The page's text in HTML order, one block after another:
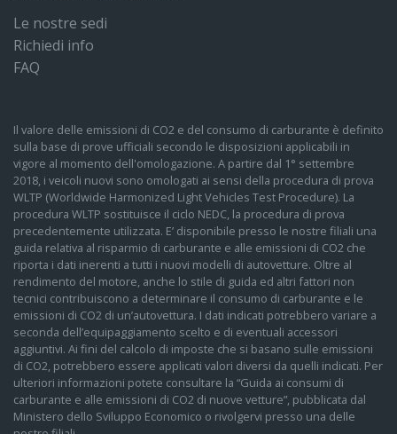
Le nostre sedi
Richiedi info
FAQ
Il valore delle emissioni di CO2 e del consumo di carburante è definito
sulla base di prove ufficiali secondo le disposizioni applicabili in
vigore al momento dell'omologazione. A partire dal 1° settembre
2018, i veicoli nuovi sono omologati ai sensi della procedura di prova
WLTP (Worldwide Harmonized Light Vehicles Test Procedure). La
procedura WLTP sostituisce il ciclo NEDC, la procedura di prova
precedentemente utilizzata. E’ disponibile presso le nostre filiali una
guida relativa al risparmio di carburante e alle emissioni di CO2 che
riporta i dati inerenti a tutti i nuovi modelli di autovetture. Oltre al
rendimento del motore, anche lo stile di guida ed altri fattori non
tecnici contribuiscono a determinare il consumo di carburante e le
emissioni di CO2 di un’autovettura. I dati indicati potrebbero variare a
seconda dell’equipaggiamento scelto e di eventuali accessori
aggiuntivi. Ai fini del calcolo di imposte che si basano sulle emissioni
di CO2, potrebbero essere applicati valori diversi da quelli indicati. Per
ulteriori informazioni potete consultare la “Guida ai consumi di
carburante e alle emissioni di CO2 di nuove vetture”, pubblicata dal
Ministero dello Sviluppo Economico o rivolgervi presso una delle